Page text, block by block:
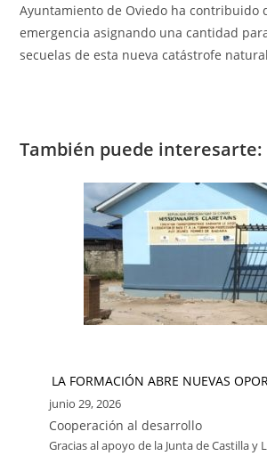
Ayuntamiento de Oviedo ha contribuido
emergencia asignando una cantidad
secuelas de esta nueva catástrofe
También puede interesarte:
LA FORMACIÓN ABRE NUEVAS
junio 29, 2026
Cooperación al desarrollo
Gracias al apoyo de la Junta de Castilla y